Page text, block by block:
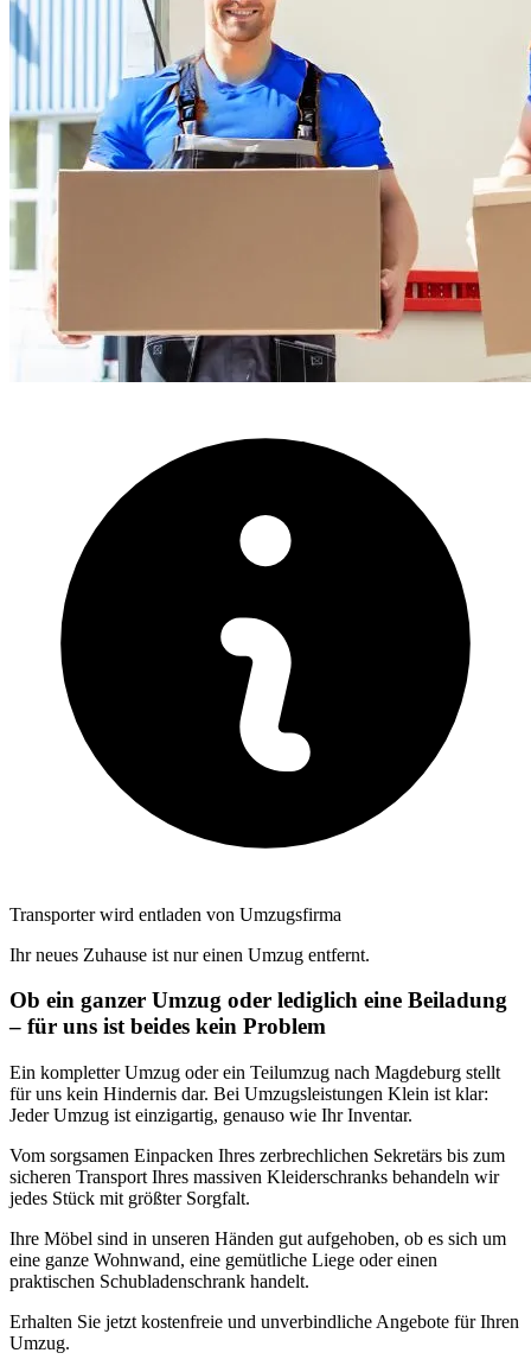
Transporter wird entladen von Umzugsfirma
Ihr neues Zuhause ist nur einen Umzug entfernt.
Ob ein ganzer Umzug oder lediglich eine Beiladung
– für uns ist beides kein Problem
Ein kompletter Umzug oder ein Teilumzug nach Magdeburg stellt
für uns kein Hindernis dar. Bei Umzugsleistungen Klein ist klar:
Jeder Umzug ist einzigartig, genauso wie Ihr Inventar.
Vom sorgsamen Einpacken Ihres zerbrechlichen Sekretärs bis zum
sicheren Transport Ihres massiven Kleiderschranks behandeln wir
jedes Stück mit größter Sorgfalt.
Ihre Möbel sind in unseren Händen gut aufgehoben, ob es sich um
eine ganze Wohnwand, eine gemütliche Liege oder einen
praktischen Schubladenschrank handelt.
Erhalten Sie jetzt kostenfreie und unverbindliche Angebote für Ihren
Umzug.